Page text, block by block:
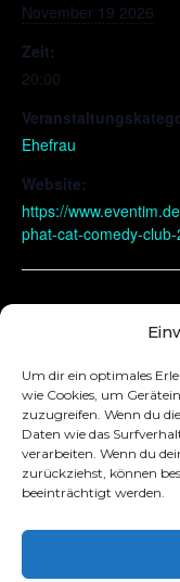
Um dir ein optimales
wie Cookies, um
zuzugreifen. Wenn du
Daten wie das
verarbeiten. Wenn du
zurückziehst, können
beeinträchtigt werden.
November 19 2026
Zeit:
20:00
Ehefrau
Website:
https://
phat-cat-comedy-